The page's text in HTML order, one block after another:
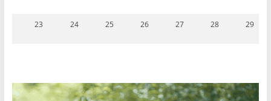
23 24 25 26 27 28 29